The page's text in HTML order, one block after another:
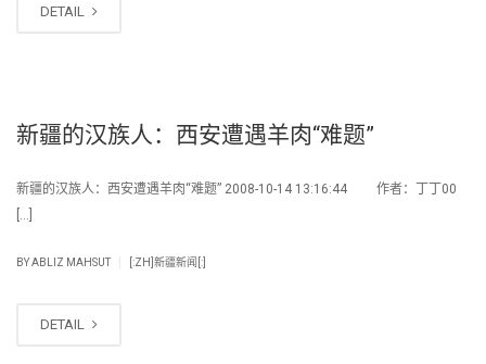
DETAIL
新疆的汉族人：西安遭遇羊肉“难题”
新疆的汉族人：西安遭遇羊肉“难题” 2008-10-14 13:16:44 作者：丁丁00
[…]
BYABLIZ MAHSUT [:ZH]新疆新闻[:]
DETAIL